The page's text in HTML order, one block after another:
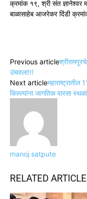
क्रमांक १९, श्री संत ज्ञानेश्वर
बाळासाहेब आजरेकर दिंडी
Previous article
उंचवला!!!
Next article
किल्ल्यांना जागतिक वारसा
manoj satpute
RELATED